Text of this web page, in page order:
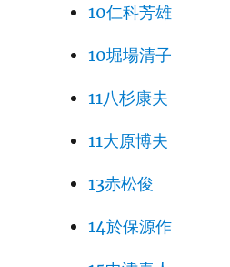
10仁科芳雄
10堀場清子
11八杉康夫
11大原博夫
13赤松俊
14於保源作